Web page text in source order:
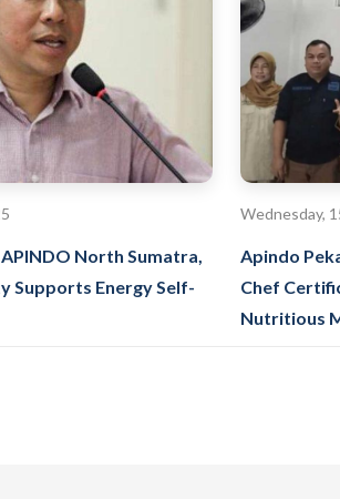
North Sumatra,
Supports Energy Self-
Wednesday,
Apindo
Chef
Nutritious